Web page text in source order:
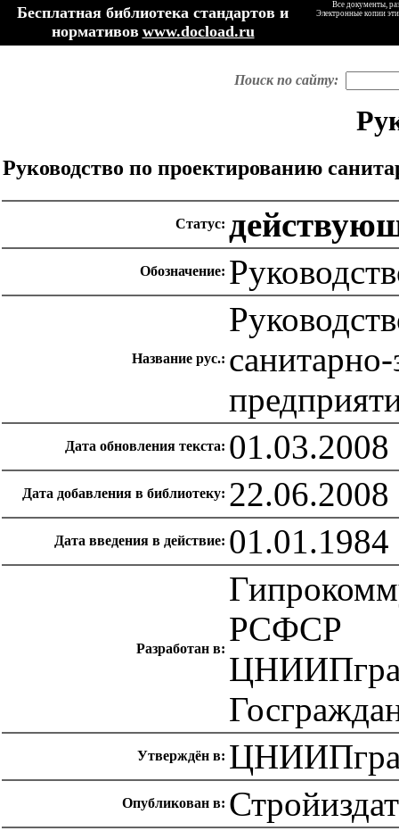
Бесплатная библиотека стандартов и
нормативов www.docload.ru
Все документы,
Электронные копии
Поиск по сайту:
Руководство по проектированию
Статус:
Обозначение:
Название рус.:
Дата обновления текста: 01.03.2008
Дата добавления в библиотеку: 22.06.2008
Дата введения в действие: 01.01.1984
Разработан в:
РСФСР
Утверждён в:
Опубликован в: